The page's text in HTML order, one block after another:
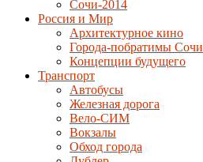
Сочи-2014
Россия и Мир
Архитектурное кино
Города-побратимы Сочи
Концепции будущего
Транспорт
Автобусы
Железная дорога
Вело-СИМ
Вокзалы
Обход города